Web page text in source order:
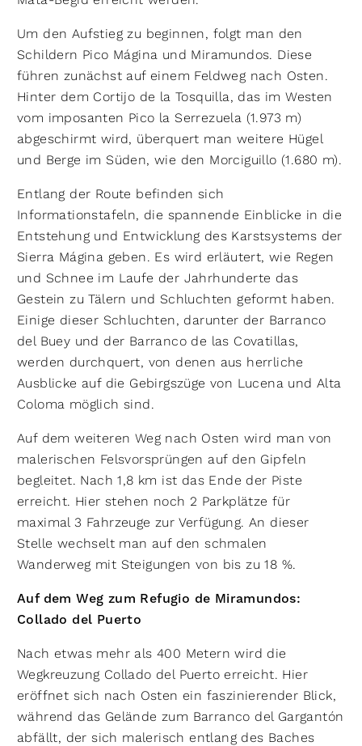
Um den Aufstieg zu beginnen, folgt man den
Schildern Pico Mágina und Miramundos. Diese
führen zunächst auf einem Feldweg nach Osten.
Hinter dem Cortijo de la Tosquilla, das im Westen
vom imposanten Pico la Serrezuela (1.973 m)
abgeschirmt wird, überquert man weitere Hügel
und Berge im Süden, wie den Morciguillo (1.680 m).
Entlang der Route befinden sich
Informationstafeln, die spannende Einblicke in die
Entstehung und Entwicklung des Karstsystems der
Sierra Mágina geben. Es wird erläutert, wie Regen
und Schnee im Laufe der Jahrhunderte das
Gestein zu Tälern und Schluchten geformt haben.
Einige dieser Schluchten, darunter der Barranco
del Buey und der Barranco de las Covatillas,
werden durchquert, von denen aus herrliche
Ausblicke auf die Gebirgszüge von Lucena und Alta
Coloma möglich sind.
Auf dem weiteren Weg nach Osten wird man von
malerischen Felsvorsprüngen auf den Gipfeln
begleitet. Nach 1,8 km ist das Ende der Piste
erreicht. Hier stehen noch 2 Parkplätze für
maximal 3 Fahrzeuge zur Verfügung. An dieser
Stelle wechselt man auf den schmalen
Wanderweg mit Steigungen von bis zu 18 %.
Auf dem Weg zum Refugio de Miramundos:
Collado del Puerto
Nach etwas mehr als 400 Metern wird die
Wegkreuzung Collado del Puerto erreicht. Hier
eröffnet sich nach Osten ein faszinierender Blick,
während das Gelände zum Barranco del Gargantón
abfällt, der sich malerisch entlang des Baches